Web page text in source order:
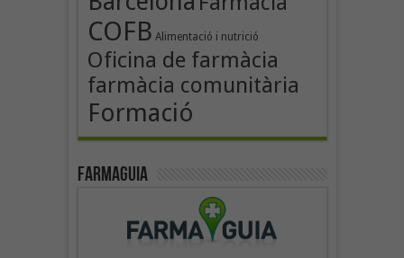
COFB Alimentació i nutrició
Oficina de farmàcia
farmàcia comunitària
Formació
Farmaguia